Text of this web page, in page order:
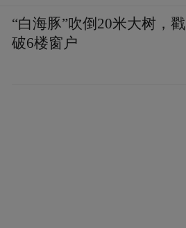
“白海豚”吹倒20米大树，戳
破6楼窗户